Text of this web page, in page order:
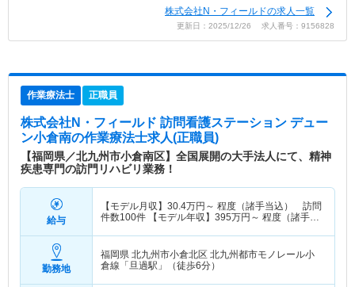
株式会社N・フィールドの求人一覧
更新日：2025/12/26 求人番号：9156828
作業療法士 正職員
株式会社N・フィールド 訪問看護ステーション デュー
ン小倉南の作業療法士求人(正職員)
【福岡県／北九州市小倉南区】全国展開の大手法人にて、精神
疾患専門の訪門リハビリ業務！
給与
【モデル月収】 30.4万円～ 程度（諸手当込） 訪問
件数100件 【モデル年収】 395万円～ 程度（諸手当
勤務地
福岡県 北九州市小倉北区 北九州都市モノレール小
倉線「旦過駅」（徒歩6分）